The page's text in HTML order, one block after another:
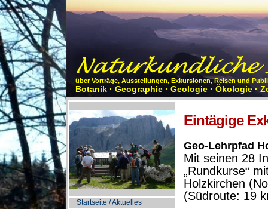
über Vorträge, Ausstellungen, Exkursionen, Reisen und
Botanik · Geographie · Geologie · Ökologie ·
Eintägige
Geo-Lehrpfad
Mit seinen 28
„Rundkurse“
Holzkirchen
(Südroute: 19
Startseite / Aktuelles